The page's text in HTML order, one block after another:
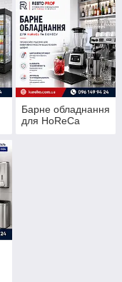
Барне обладнання
для HoReCa